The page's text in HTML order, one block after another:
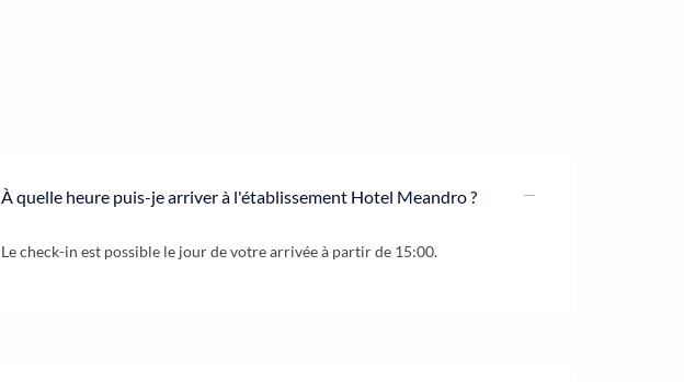
À quelle heure puis-je arriver à l'établissement Hotel Meandro ?
Le check-in est possible le jour de votre arrivée à partir de 15:00.